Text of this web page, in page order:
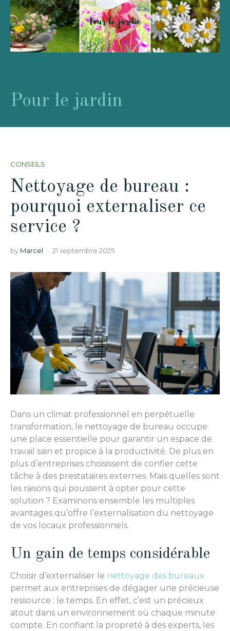
Pour le jardin
CONSEILS
Nettoyage de bureau :
pourquoi externaliser ce
service ?
by Marcel 21 septembre 2025
Dans un climat professionnel en perpétuelle
transformation, le nettoyage de bureau occupe
une place essentielle pour garantir un espace de
travail sain et propice à la productivité. De plus en
plus d’entreprises choisissent de confier cette
tâche à des prestataires externes. Mais quelles sont
les raisons qui poussent à opter pour cette
solution ? Examinons ensemble les multiples
avantages qu’offre l’externalisation du nettoyage
de vos locaux professionnels.
Un gain de temps considérable
Choisir d’externaliser le nettoyage des bureaux
permet aux entreprises de dégager une précieuse
ressource : le temps. En effet, c’est un précieux
atout dans un environnement où chaque minute
compte. En confiant la propreté à des experts, les